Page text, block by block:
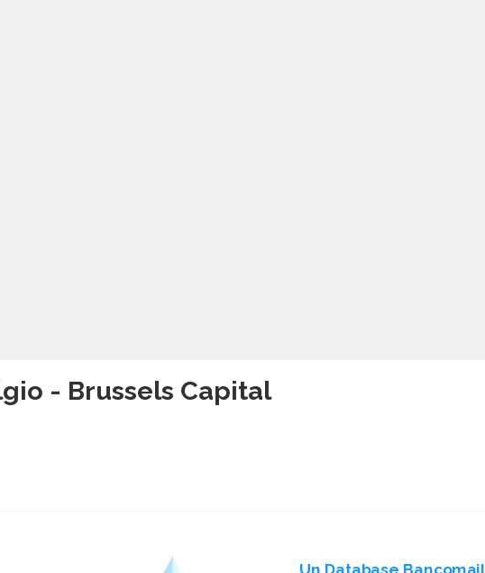
- Brussels Capital
Un Database Bancomail